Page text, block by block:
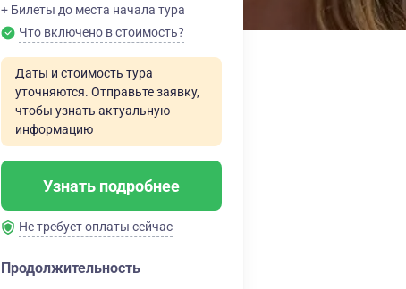
+ Билеты до места начала тура
Что включено в стоимость?
Даты и стоимость тура
уточняются. Отправьте заявку,
чтобы узнать актуальную
информацию
Узнать подробнее
Не требует оплаты сейчас
Продолжительность